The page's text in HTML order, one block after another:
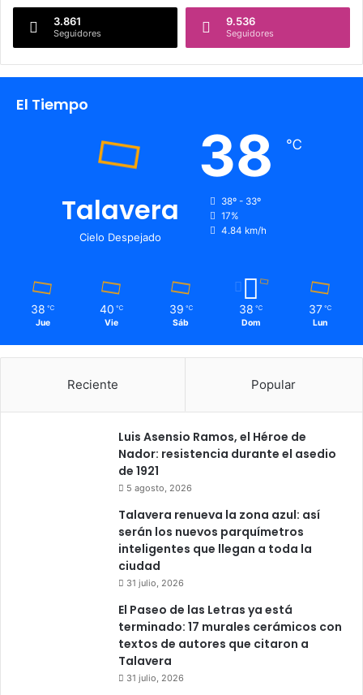
3.861
Seguidores
9.536
Seguidores
El Tiempo
Talavera
Cielo Despejado
38 ℃
38º - 33º
17%
4.84 km/h
38 ℃
Jue
40 ℃
Vie
39 ℃
Sáb
38 ℃
Dom
37 ℃
Lun
Reciente Popular
Luis Asensio Ramos, el Héroe de
Nador: resistencia durante el asedio
de 1921
5 agosto, 2026
Talavera renueva la zona azul: así
serán los nuevos parquímetros
inteligentes que llegan a toda la
ciudad
31 julio, 2026
El Paseo de las Letras ya está
terminado: 17 murales cerámicos con
textos de autores que citaron a
Talavera
31 julio, 2026